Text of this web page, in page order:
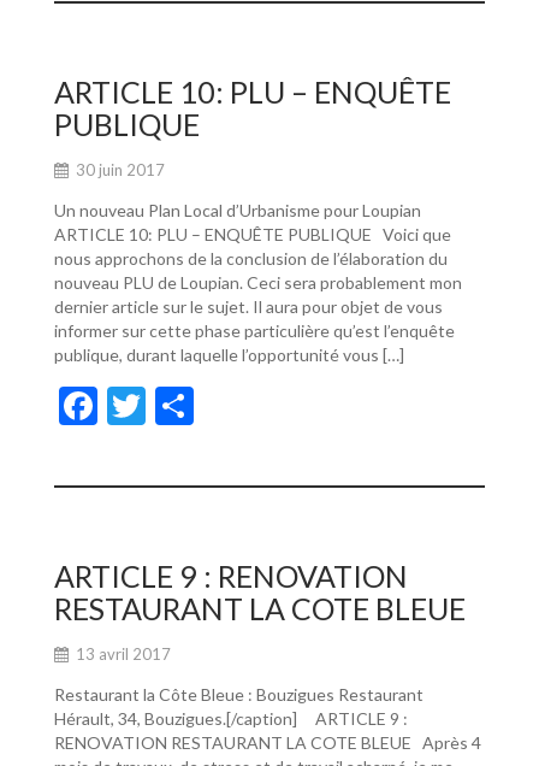
o
o
k
er
ARTICLE 10: PLU – ENQUÊTE
PUBLIQUE
30 juin 2017
Un nouveau Plan Local d’Urbanisme pour Loupian
ARTICLE 10: PLU – ENQUÊTE PUBLIQUE Voici que
nous approchons de la conclusion de l’élaboration du
nouveau PLU de Loupian. Ceci sera probablement mon
dernier article sur le sujet. Il aura pour objet de vous
informer sur cette phase particulière qu’est l’enquête
publique, durant laquelle l’opportunité vous […]
F
e
o
o
k
T
itt ta
er
ARTICLE 9 : RENOVATION
RESTAURANT LA COTE BLEUE
13 avril 2017
Restaurant la Côte Bleue : Bouzigues Restaurant
Hérault, 34, Bouzigues.[/caption] ARTICLE 9 :
RENOVATION RESTAURANT LA COTE BLEUE Après 4